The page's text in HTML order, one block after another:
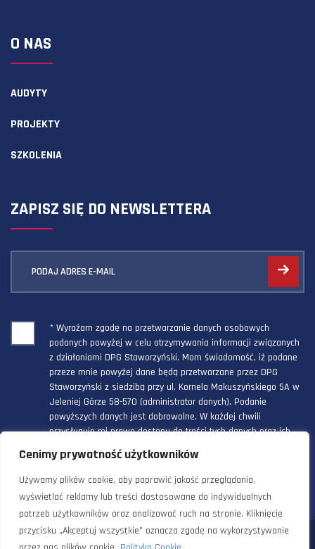
Cenimy prywatność użytkowników
Używamy plików cookie, aby poprawić jakość przeglądania,
wyświetlać reklamy lub treści dostosowane do indywidualnych
potrzeb użytkowników oraz analizować ruch na stronie. Kliknięcie
przycisku „Akceptuj wszystkie” oznacza zgodę na wykorzystywanie
O NAS
AUDYTY
PROJEKTY
SZKOLENIA
ZAPISZ SIĘ DO NEWSLETTERA
PODAJ ADRES E-MAIL
* Wyrażam zgodę na przetwarzanie danych osobowych
podanych powyżej w celu otrzymywania informacji związanych
z działaniami DPG Staworzyński. Mam świadomość, iż podane
przeze mnie powyżej dane będą przetwarzane przez DPG
Staworzyński z siedzibą przy ul. Kornela Makuszyńskiego 5A w
Jeleniej Górze 58-570 (administrator danych). Podanie
powyższych danych jest dobrowolne. W każdej chwili
przysługuje mi prawo dostępu do treści tych danych oraz ich
poprawienia, a powyższa zgoda może być odwołana w każdym
czasie.
© 2024 Doradztwo Przemysłowo Gospodarcze Staworzyński. Wszelkie